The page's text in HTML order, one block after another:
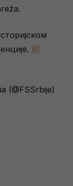
(@FSSrbije)